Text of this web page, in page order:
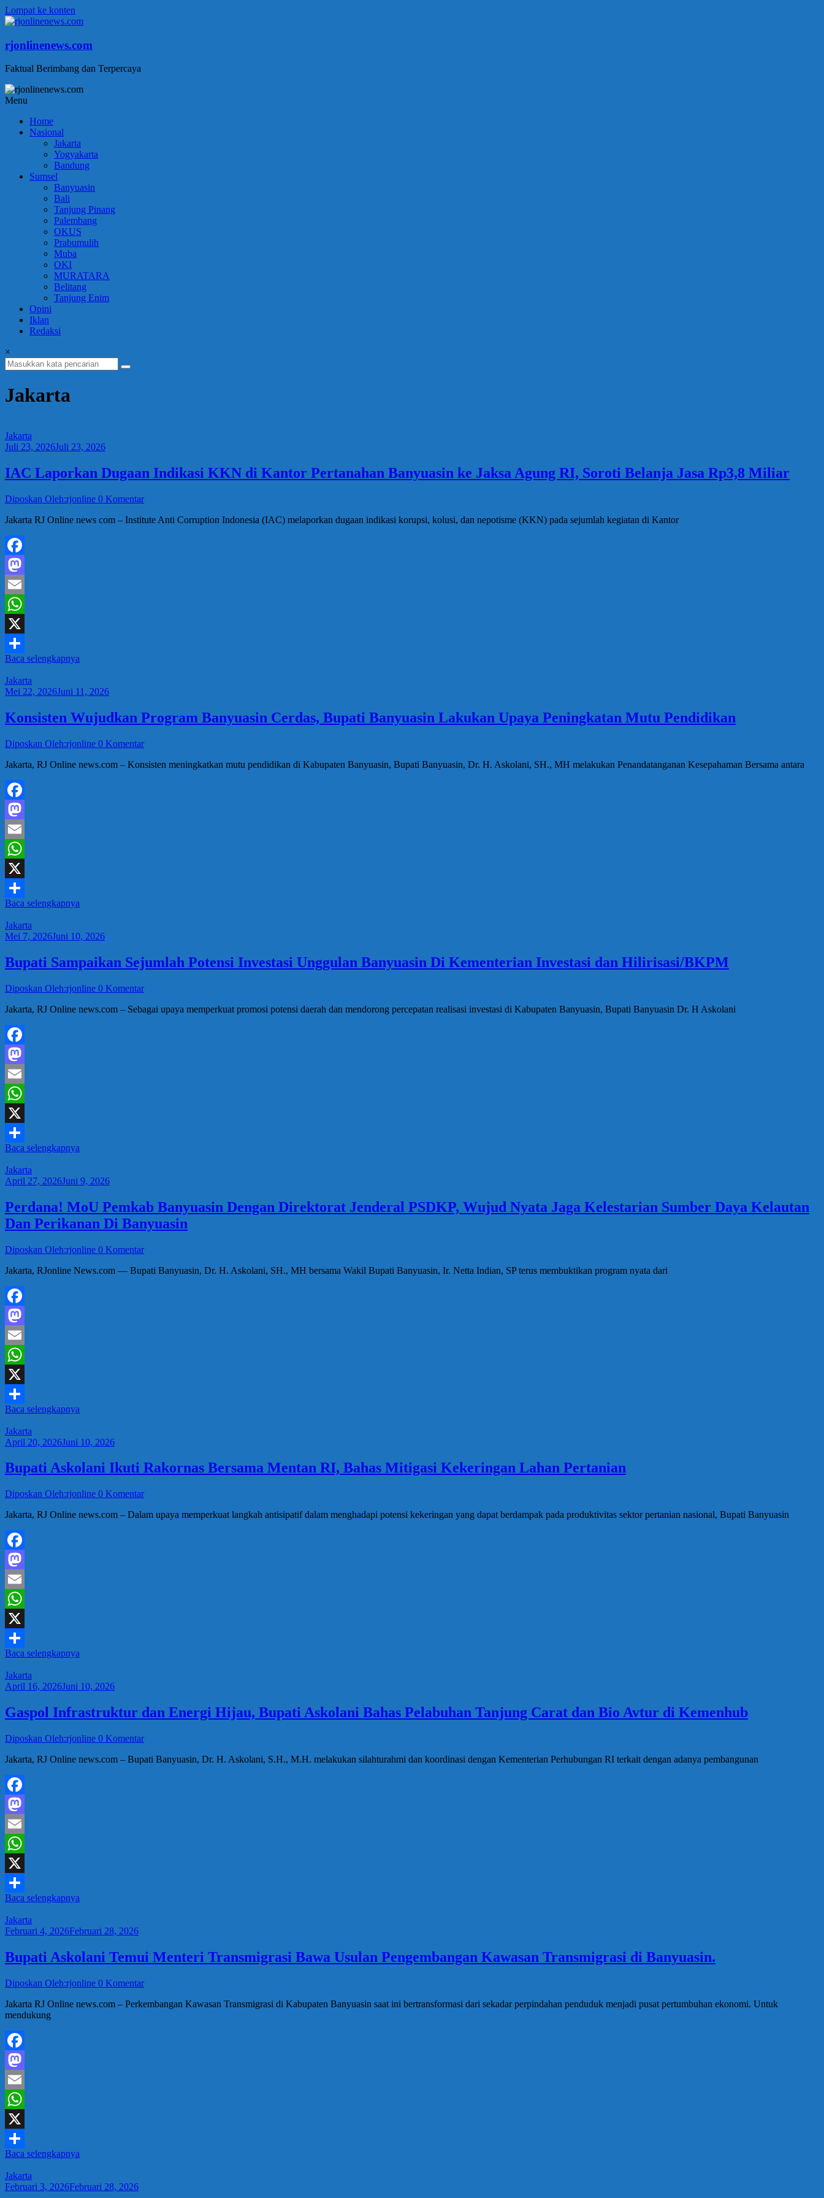
Lompat ke konten
rjonlinenews.com
Faktual Berimbang dan Terpercaya
Menu
Home
Nasional
Jakarta
Yogyakarta
Bandung
Sumsel
Banyuasin
Bali
Tanjung Pinang
Palembang
OKUS
Prabumulih
Muba
OKI
MURATARA
Belitang
Tanjung Enim
Opini
Iklan
Redaksi
×
Jakarta
Jakarta
Juli 23, 2026Juli 23, 2026
IAC Laporkan Dugaan Indikasi KKN di Kantor Pertanahan Banyuasin ke Jaksa Agung RI, Soroti Belanja Jasa Rp3,8 Miliar
Diposkan Oleh:rjonline 0 Komentar
Jakarta RJ Online news com – Institute Anti Corruption Indonesia (IAC) melaporkan dugaan indikasi korupsi, kolusi, dan nepotisme (KKN) pada sejumlah kegiatan di Kantor
Facebook
Mastodon
Email
WhatsApp
X
Share
Baca selengkapnya
Jakarta
Mei 22, 2026Juni 11, 2026
Konsisten Wujudkan Program Banyuasin Cerdas, Bupati Banyuasin Lakukan Upaya Peningkatan Mutu Pendidikan
Diposkan Oleh:rjonline 0 Komentar
Jakarta, RJ Online news.com – Konsisten meningkatkan mutu pendidikan di Kabupaten Banyuasin, Bupati Banyuasin, Dr. H. Askolani, SH., MH melakukan Penandatanganan Kesepahaman Bersama antara
Facebook
Mastodon
Email
WhatsApp
X
Share
Baca selengkapnya
Jakarta
Mei 7, 2026Juni 10, 2026
Bupati Sampaikan Sejumlah Potensi Investasi Unggulan Banyuasin Di Kementerian Investasi dan Hilirisasi/BKPM
Diposkan Oleh:rjonline 0 Komentar
Jakarta, RJ Online news.com – Sebagai upaya memperkuat promosi potensi daerah dan mendorong percepatan realisasi investasi di Kabupaten Banyuasin, Bupati Banyuasin Dr. H Askolani
Facebook
Mastodon
Email
WhatsApp
X
Share
Baca selengkapnya
Jakarta
April 27, 2026Juni 9, 2026
Perdana! MoU Pemkab Banyuasin Dengan Direktorat Jenderal PSDKP, Wujud Nyata Jaga Kelestarian Sumber Daya Kelautan
Dan Perikanan Di Banyuasin
Diposkan Oleh:rjonline 0 Komentar
Jakarta, RJonline News.com — Bupati Banyuasin, Dr. H. Askolani, SH., MH bersama Wakil Bupati Banyuasin, Ir. Netta Indian, SP terus membuktikan program nyata dari
Facebook
Mastodon
Email
WhatsApp
X
Share
Baca selengkapnya
Jakarta
April 20, 2026Juni 10, 2026
Bupati Askolani Ikuti Rakornas Bersama Mentan RI, Bahas Mitigasi Kekeringan Lahan Pertanian
Diposkan Oleh:rjonline 0 Komentar
‎Jakarta, RJ Online news.com – Dalam upaya memperkuat langkah antisipatif dalam menghadapi potensi kekeringan yang dapat berdampak pada produktivitas sektor pertanian nasional, Bupati Banyuasin
Facebook
Mastodon
Email
WhatsApp
X
Share
Baca selengkapnya
Jakarta
April 16, 2026Juni 10, 2026
Gaspol Infrastruktur dan Energi Hijau, Bupati Askolani Bahas Pelabuhan Tanjung Carat dan Bio Avtur di Kemenhub
Diposkan Oleh:rjonline 0 Komentar
Jakarta, RJ Online news.com – Bupati Banyuasin, Dr. H. Askolani, S.H., M.H. melakukan silahturahmi dan koordinasi dengan Kementerian Perhubungan RI terkait dengan adanya pembangunan
Facebook
Mastodon
Email
WhatsApp
X
Share
Baca selengkapnya
Jakarta
Februari 4, 2026Februari 28, 2026
Bupati Askolani Temui Menteri Transmigrasi Bawa Usulan Pengembangan Kawasan Transmigrasi di Banyuasin.
Diposkan Oleh:rjonline 0 Komentar
Jakarta RJ Online news.com – Perkembangan Kawasan Transmigrasi di Kabupaten Banyuasin saat ini bertransformasi dari sekadar perpindahan penduduk menjadi pusat pertumbuhan ekonomi. Untuk
mendukung
Facebook
Mastodon
Email
WhatsApp
X
Share
Baca selengkapnya
Jakarta
Februari 3, 2026Februari 28, 2026